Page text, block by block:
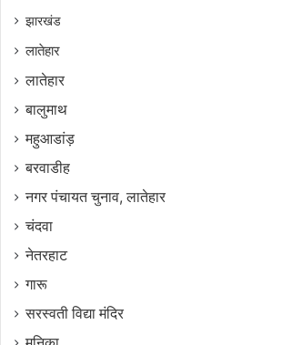
झारखंड
लातेहार
लातेहार
बालुमाथ
महुआडांड़
बरवाडीह
नगर पंचायत चुनाव, लातेहार
चंदवा
नेतरहाट
गारू
सरस्‍वती विद्या मंदिर